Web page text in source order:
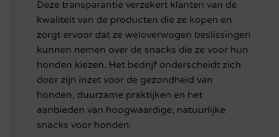
Deze transparantie verzekert klanten van de
kwaliteit van de producten die ze kopen en
zorgt ervoor dat ze weloverwogen beslissingen
kunnen nemen over de snacks die ze voor hun
honden kiezen. Het bedrijf onderscheidt zich
door zijn inzet voor de gezondheid van
honden, duurzame praktijken en het
aanbieden van hoogwaardige, natuurlijke
snacks voor honden.